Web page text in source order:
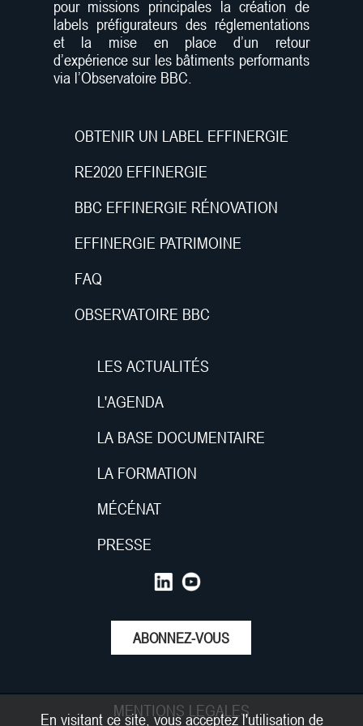
d’investissement, d’entretien et
d’occupation ?
pour missions principales la création de
labels préfigurateurs des réglementations
et la mise en place d’un retour
d’expérience sur les bâtiments performants
via l’Observatoire BBC.
OBTENIR UN LABEL EFFINERGIE
RE2020 EFFINERGIE
BBC EFFINERGIE RÉNOVATION
EFFINERGIE PATRIMOINE
FAQ
OBSERVATOIRE BBC
LES ACTUALITÉS
L'AGENDA
LA BASE DOCUMENTAIRE
LA FORMATION
MÉCÉNAT
PRESSE
ABONNEZ-VOUS
MENTIONS LEGALES
En visitant ce site, vous acceptez l'utilisation de